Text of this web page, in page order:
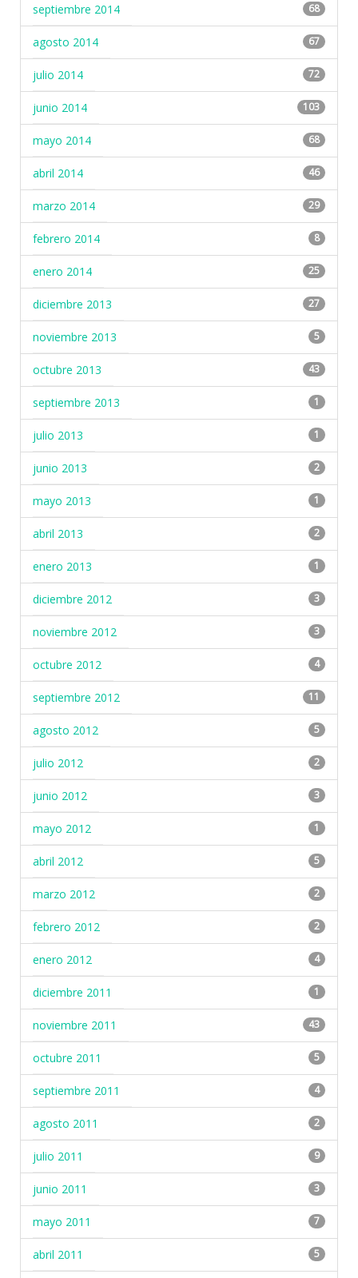
septiembre 2014 68
agosto 2014 67
julio 2014 72
junio 2014 103
mayo 2014 68
abril 2014 46
marzo 2014 29
febrero 2014 8
enero 2014 25
diciembre 2013 27
noviembre 2013 5
octubre 2013 43
septiembre 2013 1
julio 2013 1
junio 2013 2
mayo 2013 1
abril 2013 2
enero 2013 1
diciembre 2012 3
noviembre 2012 3
octubre 2012 4
septiembre 2012 11
agosto 2012 5
julio 2012 2
junio 2012 3
mayo 2012 1
abril 2012 5
marzo 2012 2
febrero 2012 2
enero 2012 4
diciembre 2011 1
noviembre 2011 43
octubre 2011 5
septiembre 2011 4
agosto 2011 2
julio 2011 9
junio 2011 3
mayo 2011 7
abril 2011 5